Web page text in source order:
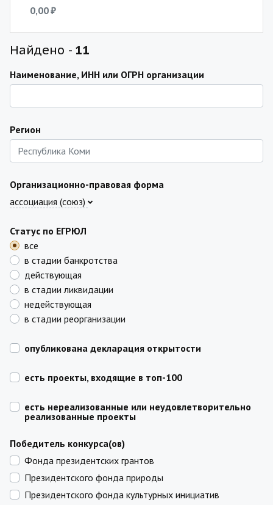
0,00 ₽
Найдено - 11
Наименование, ИНН или ОГРН организации
Регион
Организационно-правовая форма
ассоциация (союз)
Статус по ЕГРЮЛ
все
в стадии банкротства
действующая
в стадии ликвидации
недействующая
в стадии реорганизации
опубликована декларация открытости
есть проекты, входящие в топ-100
есть нереализованные или неудовлетворительно
реализованные проекты
Победитель конкурса(ов)
Фонда президентских грантов
Президентского фонда природы
Президентского фонда культурных инициатив